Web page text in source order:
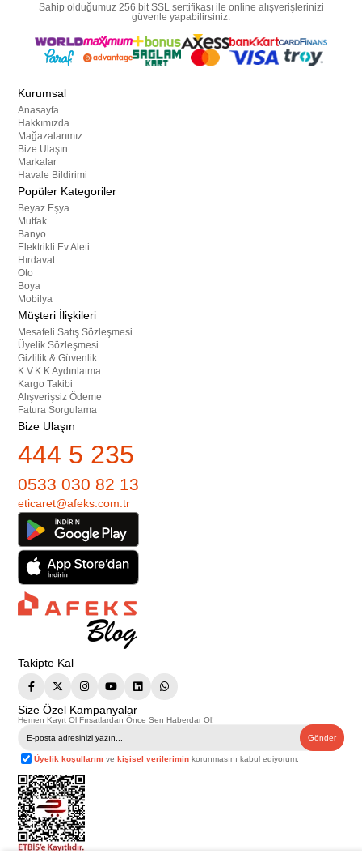
Sahip olduğumuz 256 bit SSL sertifikası ile online alışverişlerinizi
güvenle yapabilirsiniz.
Kurumsal
Anasayfa
Hakkımızda
Mağazalarımız
Bize Ulaşın
Markalar
Havale Bildirimi
Popüler Kategoriler
Beyaz Eşya
Mutfak
Banyo
Elektrikli Ev Aleti
Hırdavat
Oto
Boya
Mobilya
Müşteri İlişkileri
Mesafeli Satış Sözleşmesi
Üyelik Sözleşmesi
Gizlilik & Güvenlik
K.V.K.K Aydınlatma
Kargo Takibi
Alışverişsiz Ödeme
Fatura Sorgulama
Bize Ulaşın
444 5 235
0533 030 82 13
eticaret@afeks.com.tr
Takipte Kal
Size Özel Kampanyalar
Hemen Kayıt Ol Fırsatlardan Önce Sen Haberdar Ol!
Gönder
Üyelik koşullarını vekişisel verilerimin korunmasını kabul ediyorum.